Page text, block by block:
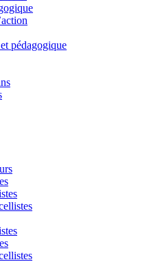
pédagogique